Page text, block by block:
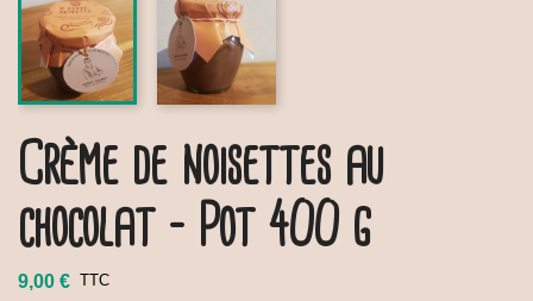
Crème de noisettes au
chocolat - Pot 400 g
9,00 € TTC